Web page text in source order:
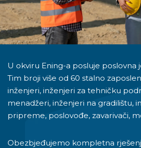
U okviru Ening-a posluje poslovna
Tim broji više od 60 stalno
inženjeri, inženjeri za tehničku
menadžeri, inženjeri na gradilištu,
pripreme, poslovođe, zavarivači,
Obezbjeđujemo kompletna